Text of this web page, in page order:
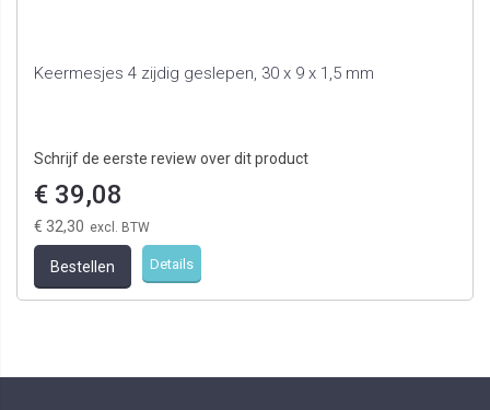
Keermesjes 4 zijdig geslepen, 30 x 9 x 1,5 mm
Schrijf de eerste review over dit product
€ 39,08
€ 32,30
Bestellen Details